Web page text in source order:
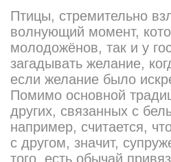
Птицы, стремительно
волнующий момент,
молодожёнов, так и у
загадывать желание,
если желание было
Помимо основной
других, связанных с
например, считается,
с другом, значит,
того, есть обычай